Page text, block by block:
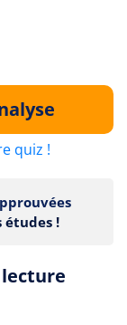
quiz !
études !